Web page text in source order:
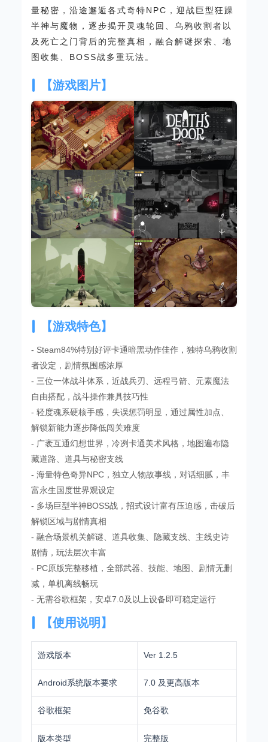
量秘密，沿途邂逅各式奇特NPC，迎战巨型狂躁
半神与魔物，逐步揭开灵魂轮回、乌鸦收割者以
及死亡之门背后的完整真相，融合解谜探索、地
图收集、BOSS战多重玩法。
【游戏图片】
【游戏特色】
- Steam84%特别好评卡通暗黑动作佳作，独特乌鸦收割
者设定，剧情氛围感浓厚
- 三位一体战斗体系，近战兵刃、远程弓箭、元素魔法
自由搭配，战斗操作兼具技巧性
- 轻度魂系硬核手感，失误惩罚明显，通过属性加点、
解锁新能力逐步降低闯关难度
- 广袤互通幻想世界，冷冽卡通美术风格，地图遍布隐
藏道路、道具与秘密支线
- 海量特色奇异NPC，独立人物故事线，对话细腻，丰
富永生国度世界观设定
- 多场巨型半神BOSS战，招式设计富有压迫感，击破后
解锁区域与剧情真相
- 融合场景机关解谜、道具收集、隐藏支线、主线史诗
剧情，玩法层次丰富
- PC原版完整移植，全部武器、技能、地图、剧情无删
减，单机离线畅玩
- 无需谷歌框架，安卓7.0及以上设备即可稳定运行
【使用说明】
游戏版本 Ver 1.2.5
Android系统版本要求 7.0 及更高版本
谷歌框架 免谷歌
版本类型 完整版